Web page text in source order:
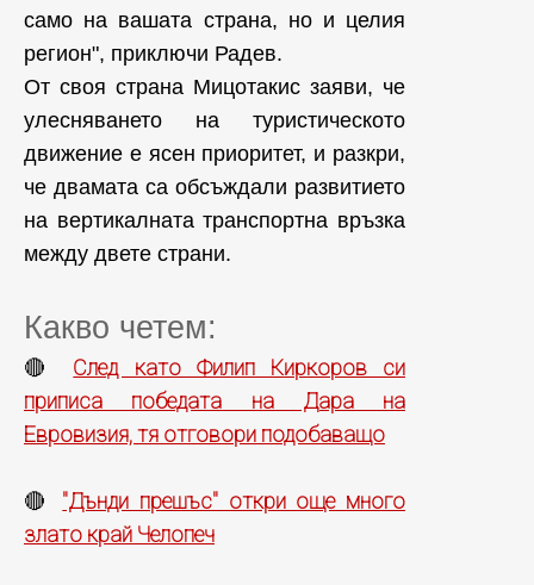
само на вашата страна, но и целия
регион", приключи Радев.
От своя страна Мицотакис заяви, че
улесняването на туристическото
движение е ясен приоритет, и разкри,
че двамата са обсъждали развитието
на вертикалната транспортна връзка
между двете страни.
Какво четем:
🔴 След като Филип Киркоров си
приписа победата на Дара на
Евровизия, тя отговори подобаващо
🔴 "Дънди прешъс" откри още много
злато край Челопеч